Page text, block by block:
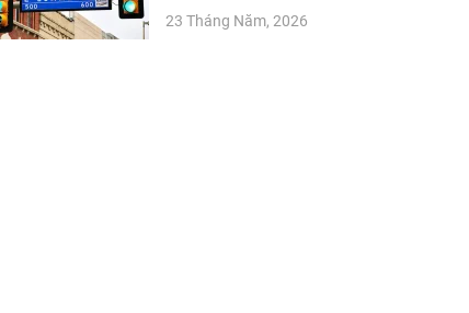
23 Tháng Năm, 2026